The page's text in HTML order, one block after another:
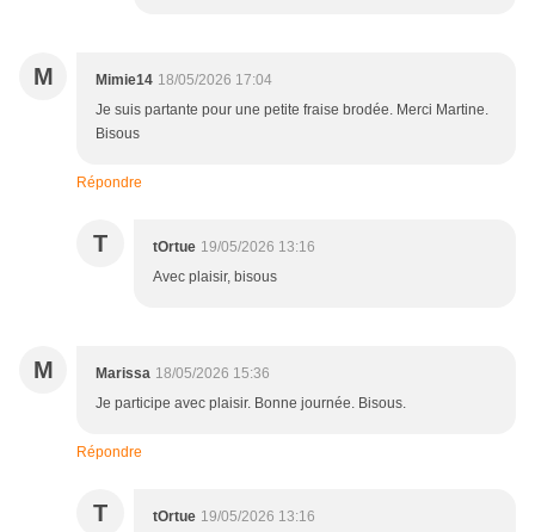
M Mimie14 18/05/2026 17:04
Je suis partante pour une petite fraise brodée. Merci Martine.
Bisous
Répondre
T tOrtue 19/05/2026 13:16
Avec plaisir, bisous
M Marissa 18/05/2026 15:36
Je participe avec plaisir. Bonne journée. Bisous.
Répondre
T tOrtue 19/05/2026 13:16